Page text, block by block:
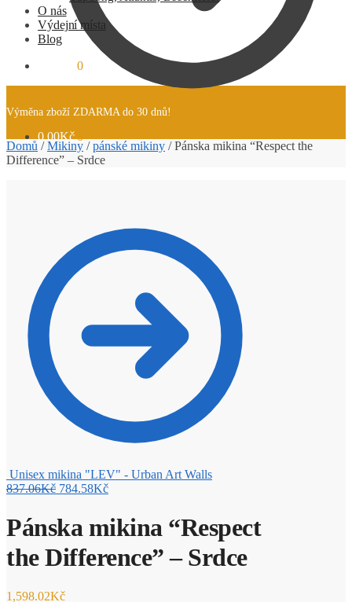
0.00Kč 0
O nás
Výdejní místa
Blog
0
Výměna zboží ZDARMA do 30 dnů!
Domů /Mikiny /pánské mikiny /Pánska mikina “Respect the
Difference” – Srdce
Unisex mikina "LEV" - Urban Art Walls
837.06Kč 784.58Kč
Pánska mikina “Respect
the Difference” – Srdce
1,598.02Kč